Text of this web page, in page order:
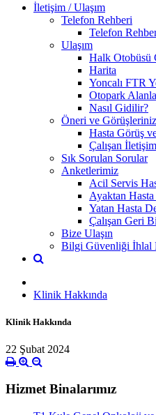
İletişim / Ulaşım
Telefon Rehberi
Telefon
Ulaşım
Halk Otobüsü
Harita
Yoncalı FTR
Otopark
Nasıl Gidilir?
Öneri ve Görüşleriniz
Hasta Görüş
Çalışan
Sık Sorulan Sorular
Anketlerimiz
Acil Servis
Ayaktan
Yatan Hasta
Çalışan Geri
Bize Ulaşın
Bilgi Güvenliği İhlal
Klinik Hakkında
Klinik Hakkında
22 Şubat 2024
Hizmet Binalarımız